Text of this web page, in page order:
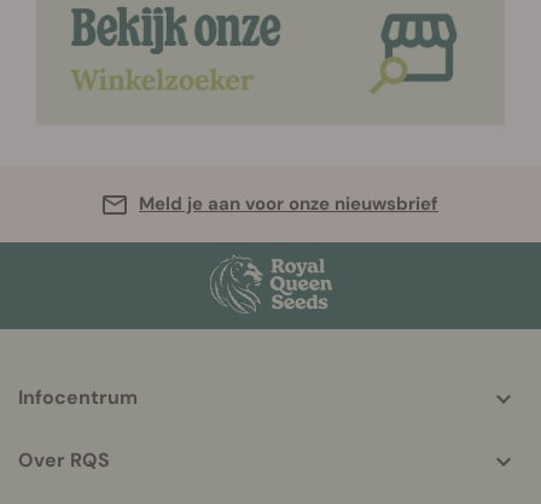
Meld je aan voor onze nieuwsbrief
helpful
Infocentrum
Over RQS